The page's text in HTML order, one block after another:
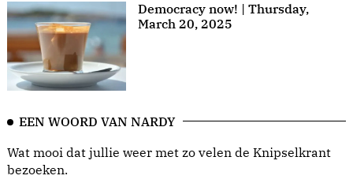
Democracy now! | Thursday,
March 20, 2025
EEN WOORD VAN NARDY
Wat mooi dat jullie weer met zo velen de Knipselkrant
bezoeken.